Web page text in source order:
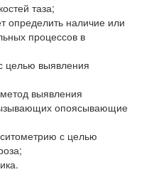
таза;
определить наличие или
процессов в
целью выявления
выявления
опоясывающие
с целью